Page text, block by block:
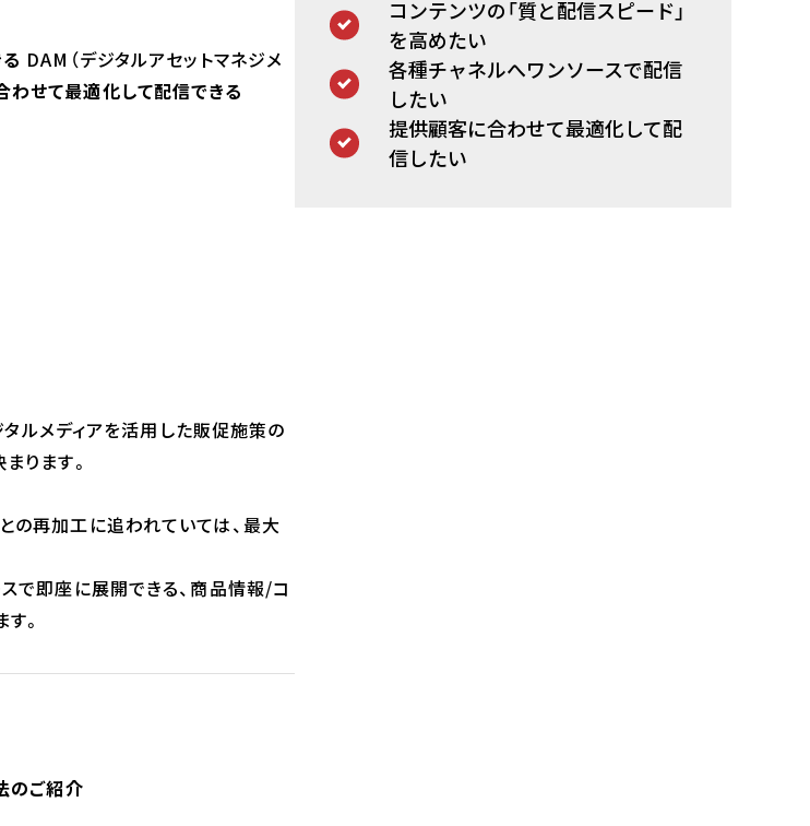
DAM（デジタルアセットマネジメ
せて最適化して配信できる
タルメディアを活用した販促施策の
ります。
の再加工に追われていては、最大
で即座に展開できる、商品情報/コ
。
のご紹介
コンテンツの「質と配信スピード」
を高めたい
各種チャネルへワンソースで配信
したい
提供顧客に合わせて最適化して配
信したい